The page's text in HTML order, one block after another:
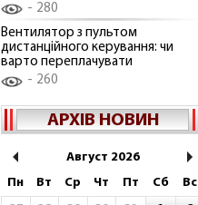
280
Вентилятор з пультом
дистанційного керування: чи
варто переплачувати
260
АРХІВ НОВИН
Август 2026
Пн
Вт Ср Чт Пт Сб
Вс